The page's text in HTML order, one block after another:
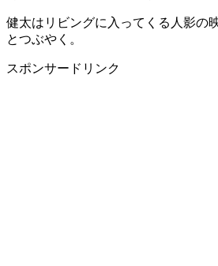
健太はリビングに入ってくる人影の
とつぶやく。
スポンサードリンク